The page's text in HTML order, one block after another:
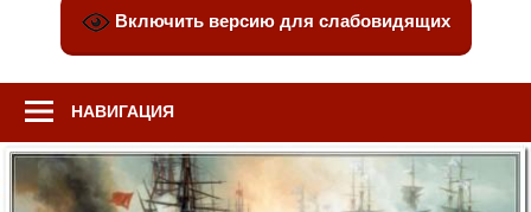
Включить версию для слабовидящих
НАВИГАЦИЯ